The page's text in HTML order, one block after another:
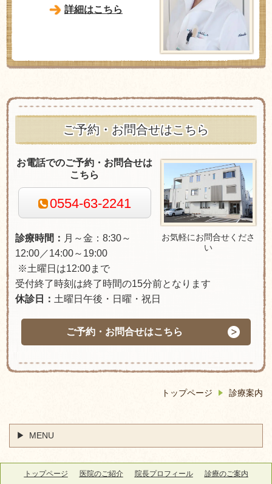
詳細はこちら
ご予約・お問合せはこちら
お気軽にお問合せくださ
い
お電話でのご予約・お問合せは
こちら
0554-63-2241
診療時間： 月～金：8:30～
12:00／14:00～19:00
※土曜日は12:00まで
受付終了時刻は終了時間の15分前となります
休診日： 土曜日午後・日曜・祝日
ご予約・お問合せはこちら
トップページ 診療案内
MENU
トップページ 医院のご紹介 院長プロフィール
診療のご案内